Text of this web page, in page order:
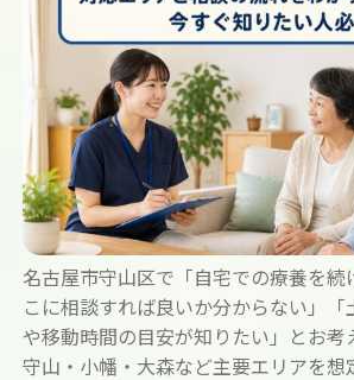
名古屋市守山区で「自宅での療養を続
こに相談すれば良いか分からない」「
や移動時間の目安が知りたい」とお考
守山・小幡・大森など主要エリアを想